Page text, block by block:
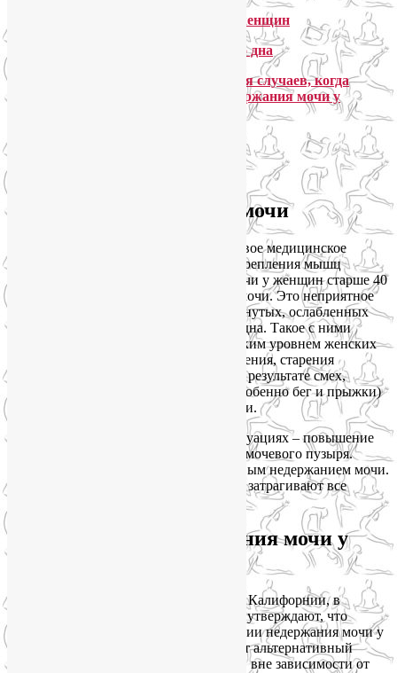
Йога в лечении недержания мочи у женщин
Йога для укрепления мышц тазового дна
Мои рекомендации практике йоги для случаев, когда
необходимо лечение стрессового недержания мочи у
Стрессовое недержание мочи
Так что совсем не удивительно, что новое медицинское
исследование рекомендует йогу для укрепления мышц
тазового дна и лечения недержания мочи у женщин старше 40
лет, которые страдают от недержания мочи. Это неприятное
явление часто возникает на фоне растянутых, ослабленных
или слишком жестких мышц тазового дна. Такое с ними
может случиться в связи с родами, низким уровнем женских
половых гормонов, как результат ожирения, старения
организма или по другим причинам. В результате смех,
кашель, чихание, аэробные нагрузи (особенно бег и прыжки)
вызывают непроизвольные утечки мочи.
Причина утечек мочи в описанных ситуациях – повышение
давления внутри живота и собственно мочевого пузыря.
Такое явление еще называется стрессовым недержанием мочи.
С возрастом проблемы усугубляются и затрагивают все
Йога в лечении недержания мочи у
занимались медики из Калифорнии, в
университете Сан-Франциско. Ученые утверждают, что
хирургического вмешательства в лечении недержания мочи у
женщин можно избежать, и предлагают альтернативный
способ облегчить подобные симптомы, вне зависимости от